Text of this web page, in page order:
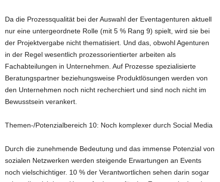
Da die Prozessqualität bei der Auswahl der Eventagenturen aktuell
nur eine untergeordnete Rolle (mit 5 % Rang 9) spielt, wird sie bei
der Projektvergabe nicht thematisiert. Und das, obwohl Agenturen
in der Regel wesentlich prozessorientierter arbeiten als
Fachabteilungen in Unternehmen. Auf Prozesse spezialisierte
Beratungspartner beziehungsweise Produktlösungen werden von
den Unternehmen noch nicht recherchiert und sind noch nicht im
Bewusstsein verankert.
Themen-/Potenzialbereich 10: Noch komplexer durch Social Media
Durch die zunehmende Bedeutung und das immense Potenzial von
sozialen Netzwerken werden steigende Erwartungen an Events
noch vielschichtiger. 10 % der Verantwortlichen sehen darin sogar